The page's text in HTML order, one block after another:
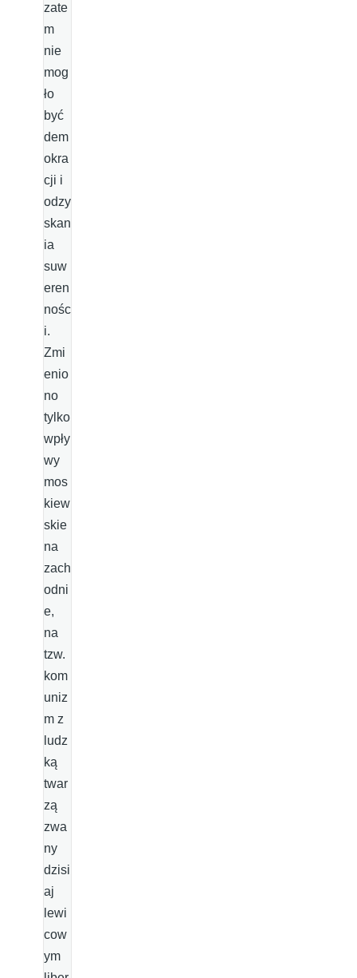
zate
m
nie
mog
ło
być
dem
okra
cji i
odzy
skan
ia
suw
eren
nośc
i.
Zmi
enio
no
tylko
wpły
wy
mos
kiew
skie
na
zach
odni
e,
na
tzw.
kom
uniz
m z
ludz
ką
twar
zą
zwa
ny
dzisi
aj
lewi
cow
ym